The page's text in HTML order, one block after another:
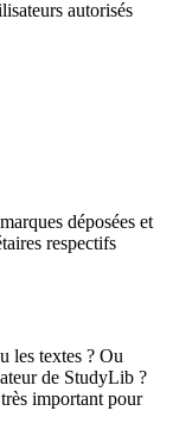
autorisés
déposées et
respectifs
les textes ? Ou
de StudyLib ?
important pour